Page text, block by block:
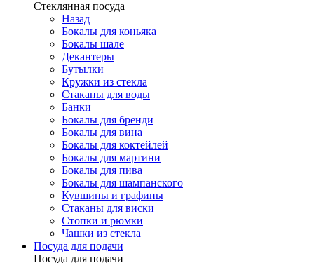
Стеклянная посуда
Назад
Бокалы для коньяка
Бокалы шале
Декантеры
Бутылки
Кружки из стекла
Стаканы для воды
Банки
Бокалы для бренди
Бокалы для вина
Бокалы для коктейлей
Бокалы для мартини
Бокалы для пива
Бокалы для шампанского
Кувшины и графины
Стаканы для виски
Стопки и рюмки
Чашки из стекла
Посуда для подачи
Посуда для подачи